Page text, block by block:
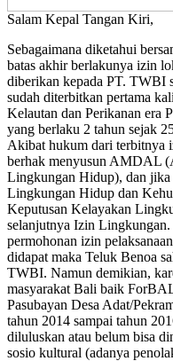
Salam Kepal Tangan Kiri,
Sebagaimana diketahui
batas akhir berlakunya izin
diberikan kepada PT. TWBI
sudah diterbitkan pertama
Kelautan dan Perikanan era
yang berlaku 2 tahun sejak
Akibat hukum dari terbitnya
berhak menyusun AMDAL
Lingkungan Hidup), dan
Lingkungan Hidup dan
Keputusan Kelayakan
selanjutnya Izin Lingkungan.
permohonan izin
didapat maka Teluk Benoa
TWBI. Namun demikian,
masyarakat Bali baik
Pasubayan Desa Adat/
tahun 2014 sampai tahun
diluluskan atau belum bisa
sosio kultural (adanya